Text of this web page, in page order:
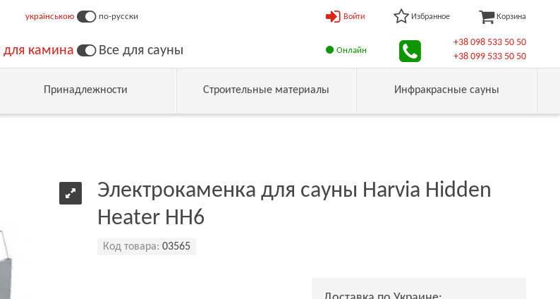
українською по-русски
для камина Все для сауны
Войти Избранное Корзина
Онлайн
+38 098 533 50 50
+38 099 533 50 50
Принадлежности Строительные материалы Инфракрасные сауны
Электрокаменка для сауны Harvia Hidden
Heater HH6
Код товара: 03565